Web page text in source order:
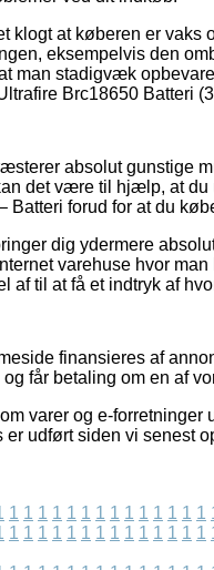
klogt at køberen er vaks
eksempelvis den
man stadigvæk
Brc18650 Batteri
absolut gunstige
det være til hjælp, at du
Batteri forud for at du
dig ydermere
varehuse hvor
af til at få et indtryk af
finansieres af
og får betaling om en af
varer og e-
er udført siden vi senest
1 1 1 1 1 1 1 1 1 1 1 1 1 1
1 1 1 1 1 1 1 1 1 1 1 1 1 1